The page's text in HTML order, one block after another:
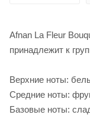
Afnan La Fleur
принадлежит к
Верхние ноты:
Средние ноты:
Базовые ноты: